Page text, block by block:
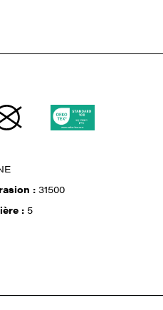
:31500
: 5